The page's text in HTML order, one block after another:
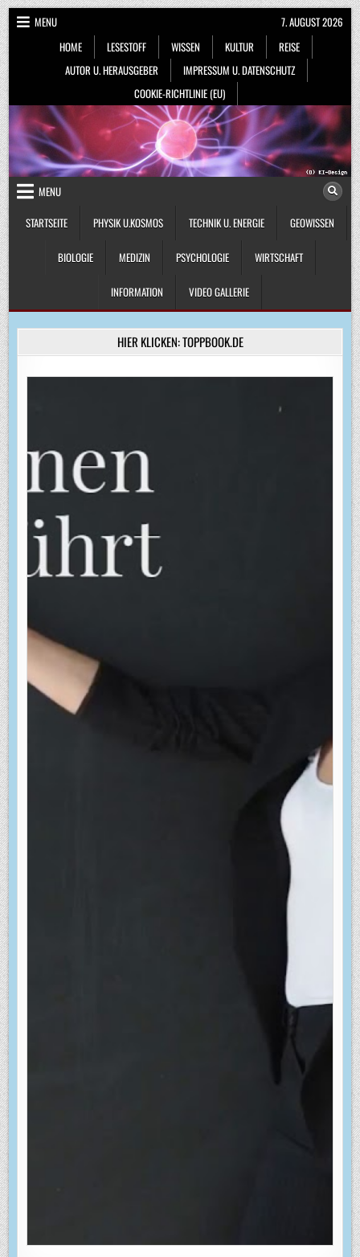
Skip
to
content
MENU
HOME
LESESTOFF WISSEN KULTUR
REISE
AUTOR U. HERAUSGEBER
IMPRESSUM U. DATENSCHUTZ
COOKIE-RICHTLINIE (EU)
7. AUGUST 2026
MENU
STARTSEITE
PHYSIK U.KOSMOS TECHNIK U. ENERGIE GEOWISSEN
BIOLOGIE MEDIZIN PSYCHOLOGIE WIRTSCHAFT
INFORMATION VIDEO GALLERIE
HIER KLICKEN: TOPPBOOK.DE